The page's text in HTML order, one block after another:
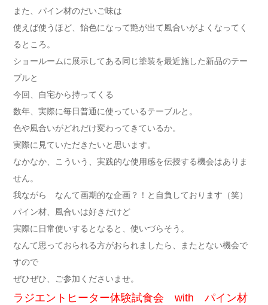
また、パイン材のだいご味は
使えば使うほど、飴色になって艶が出て風合いがよくなってく
るところ。
ショールームに展示してある同じ塗装を最近施した新品のテー
ブルと
今回、自宅から持ってくる
数年、実際に毎日普通に使っているテーブルと。
色や風合いがどれだけ変わってきているか。
実際に見ていただきたいと思います。
なかなか、こういう、実践的な使用感を伝授する機会はありま
せん。
我ながら なんて画期的な企画？！と自負しております（笑）
パイン材、風合いは好きだけど
実際に日常使いするとなると、使いづらそう。
なんて思っておられる方がおられましたら、またとない機会で
すので
ぜひぜひ、ご参加くださいませ。
ラジエントヒーター体験試食会 with パイン材